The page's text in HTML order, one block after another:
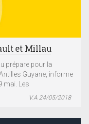
et Millau
prépare pour la
Guyane, informe
mai. Les
V.A 24/05/2018